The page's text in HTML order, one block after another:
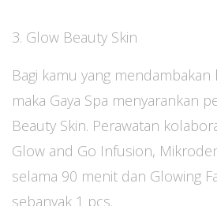
3. Glow Beauty Skin
Bagi kamu yang mendambakan
maka Gaya Spa menyarankan
Beauty Skin. Perawatan
Glow and Go Infusion,
selama 90 menit dan Glowing
sebanyak 1 pcs.